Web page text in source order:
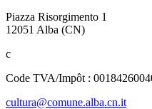
Piazza Risorgimento 1
12051 Alba (CN)
c
Code TVA/Impôt :
cultura@comune.alba.cn.it